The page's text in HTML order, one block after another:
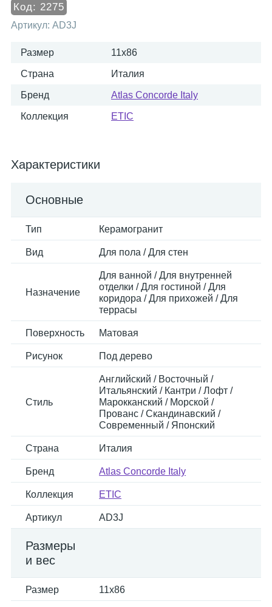
Код: 2275
Артикул: AD3J
Размер 11x86
Страна Италия
Бренд Atlas Concorde Italy
Коллекция ETIC
Характеристики
Основные
Тип Керамогранит
Вид Для пола / Для стен
Назначение
Для ванной / Для внутренней
отделки / Для гостиной / Для
коридора / Для прихожей / Для
террасы
Поверхность Матовая
Рисунок Под дерево
Стиль
Английский / Восточный /
Итальянский / Кантри / Лофт /
Марокканский / Морской /
Прованс / Скандинавский /
Современный / Японский
Страна Италия
Бренд Atlas Concorde Italy
Коллекция ETIC
Артикул AD3J
Размеры
и вес
Размер 11x86